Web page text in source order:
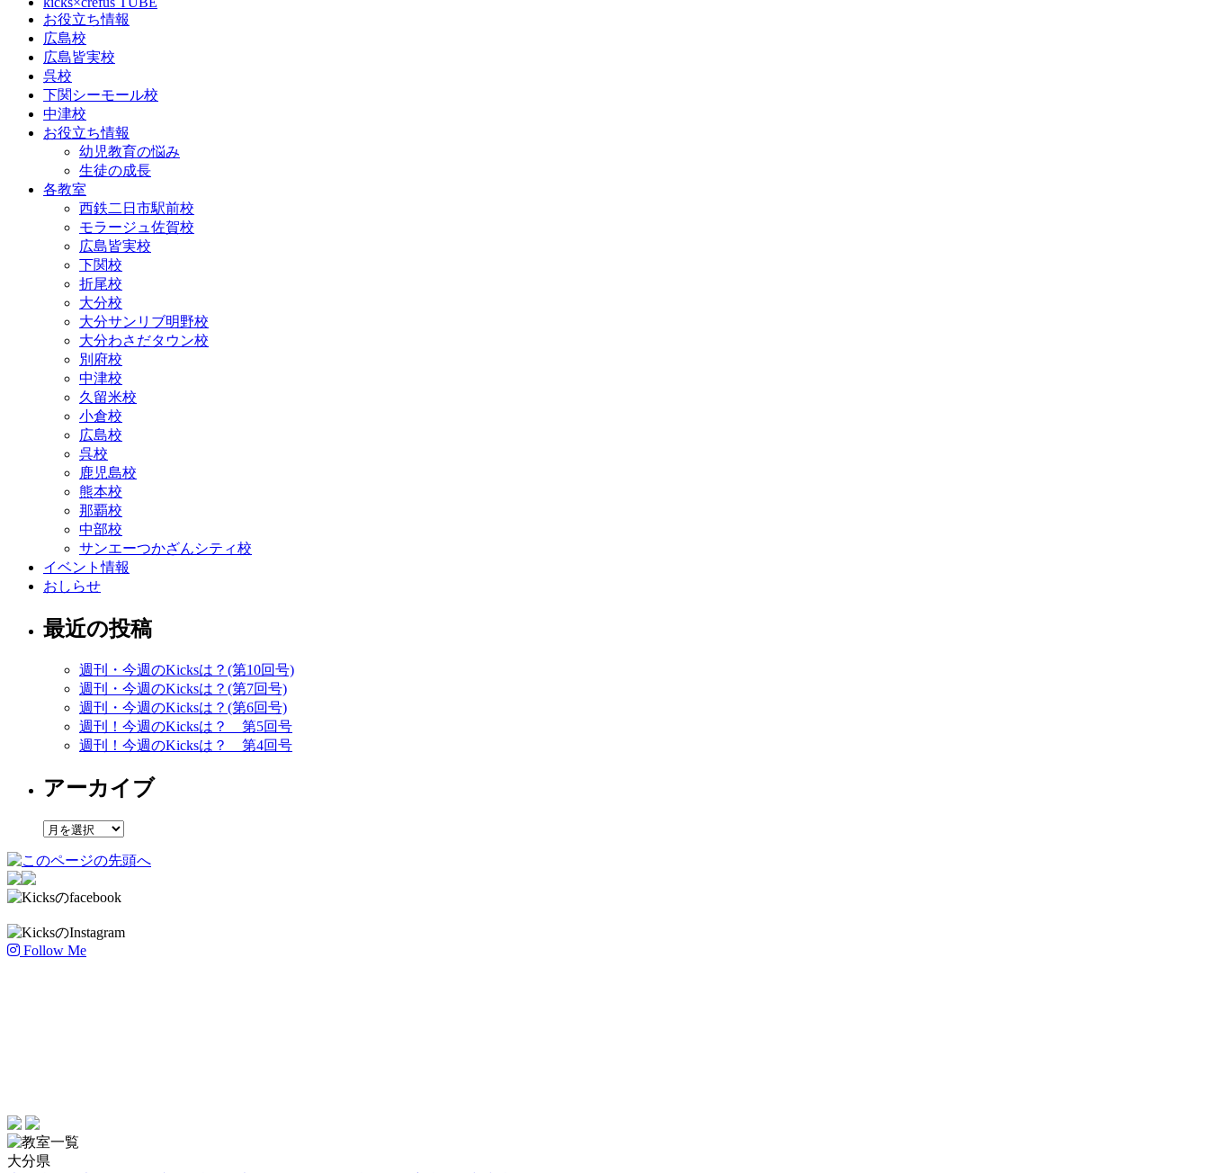
お役立ち情報
広島校
広島皆実校
呉校
下関シーモール校
中津校
お役立ち情報
幼児教育の悩み
生徒の成長
各教室
西鉄二日市駅前校
モラージュ佐賀校
広島皆実校
下関校
折尾校
大分校
大分サンリブ明野校
大分わさだタウン校
別府校
中津校
久留米校
小倉校
広島校
呉校
鹿児島校
熊本校
那覇校
中部校
サンエーつかざんシティ校
イベント情報
おしらせ
最近の投稿
週刊・今週のKicksは？(第10回号)
週刊・今週のKicksは？(第7回号)
週刊・今週のKicksは？(第6回号)
週刊！今週のKicksは？ 第5回号
週刊！今週のKicksは？ 第4回号
アーカイブ
ア
カ
ブ
Follow Me
大分県